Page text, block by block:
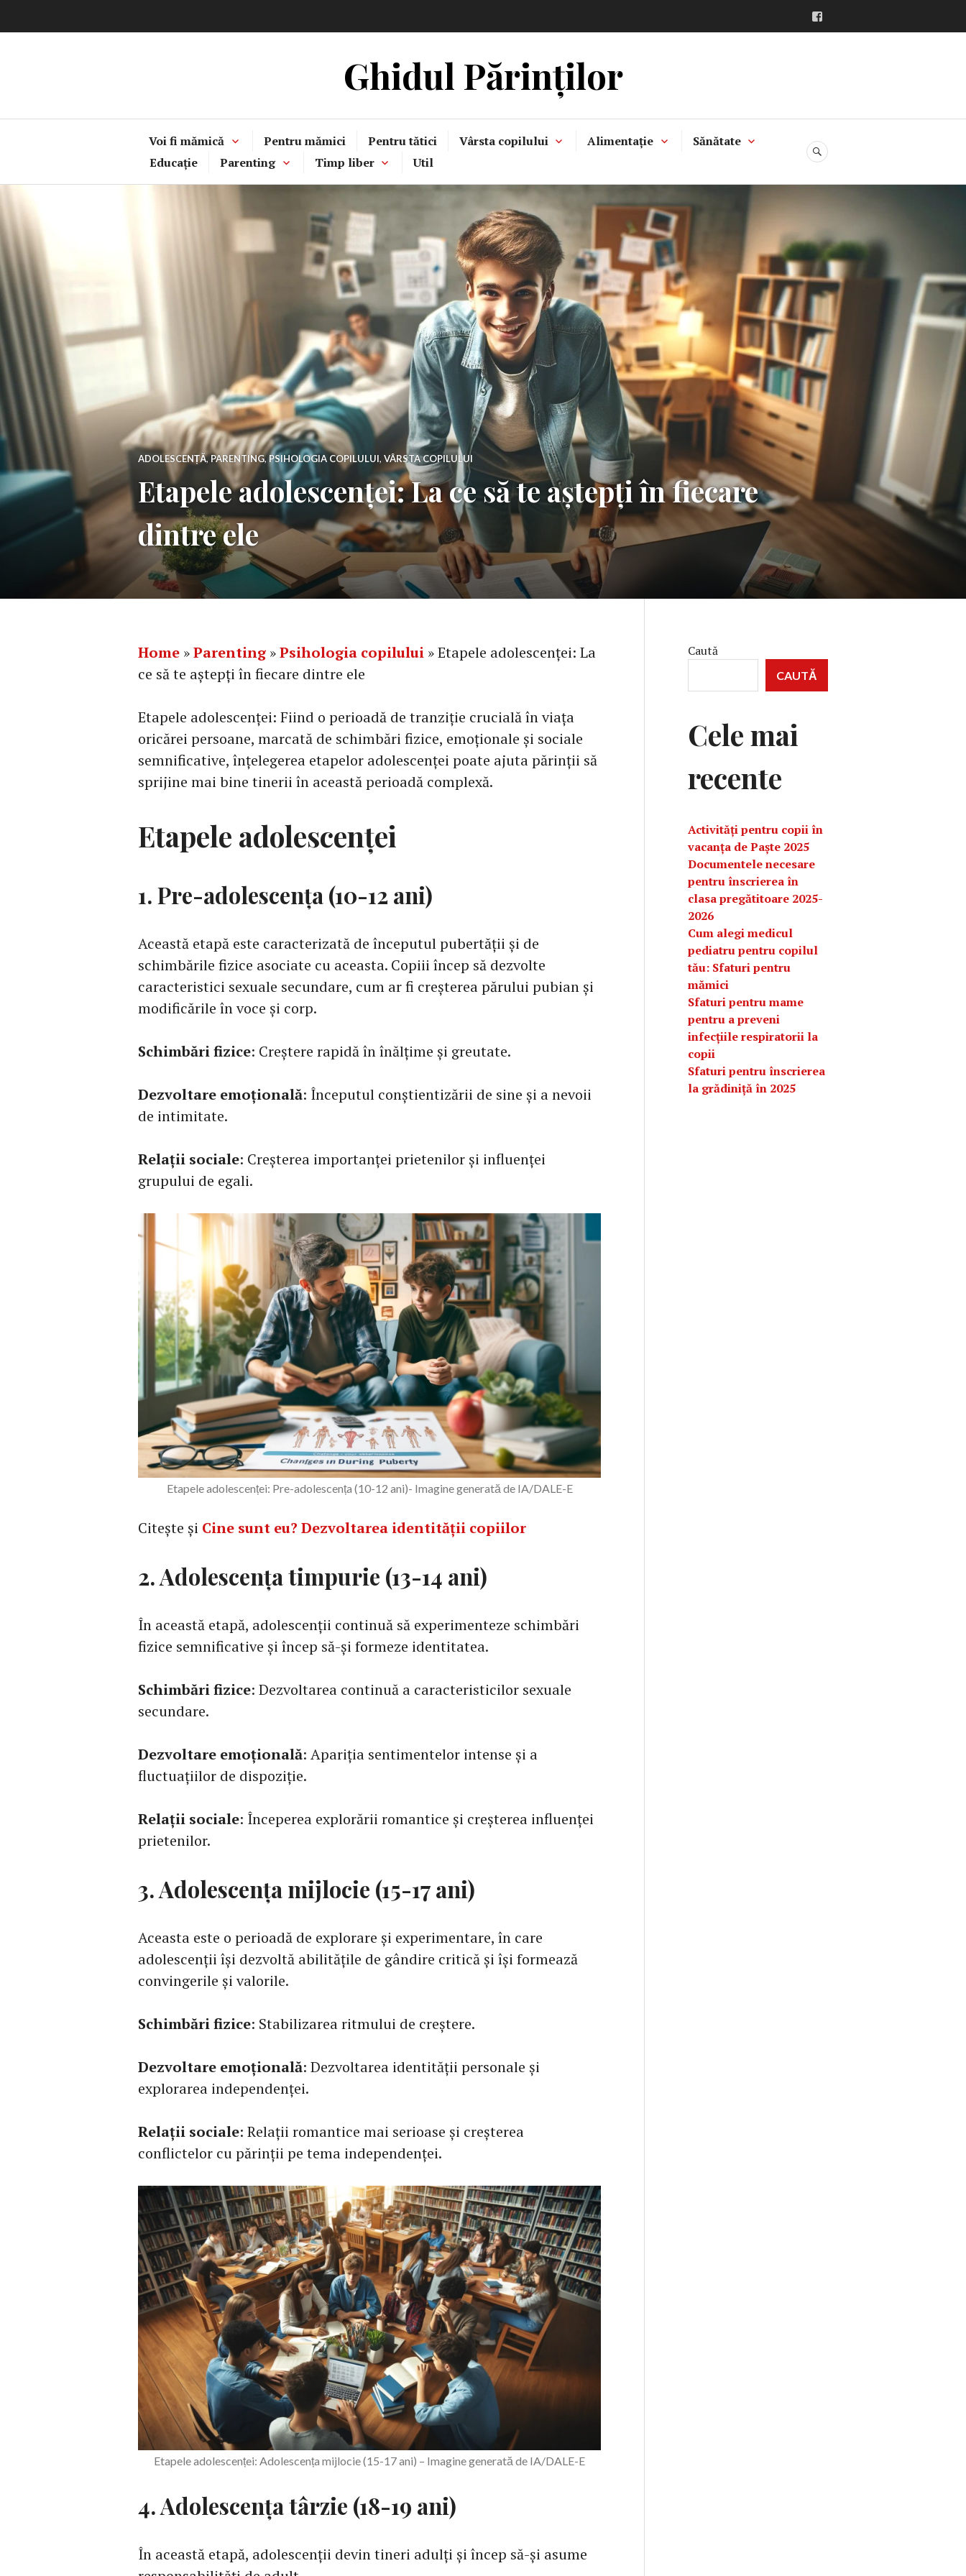
la
Ghidul Părinților
Voi fi mămică Pentru mămici Pentru tătici Vârsta copilului Alimentație
Sănătate
Educație
Parenting Timp liber Util
CĂUTARE
ADOLESCENȚĂ,PARENTING, PSIHOLOGIA COPILULUI, VÂRSTA COPILULUI
Etapele adolescenței: La ce să te aștepți în fiecare
dintre ele
Home »Parenting »Psihologia copilului »Etapele adolescenței: La
ce să te aștepți în fiecare dintre ele
Etapele adolescenței: Fiind o perioadă de tranziție crucială în viața
oricărei persoane, marcată de schimbări fizice, emoționale și sociale
semnificative, înțelegerea etapelor adolescenței poate ajuta părinții să
sprijine mai bine tinerii în această perioadă complexă.
Etapele adolescenței
1. Pre-adolescența (10-12 ani)
Această etapă este caracterizată de începutul pubertății și de
schimbările fizice asociate cu aceasta. Copiii încep să dezvolte
caracteristici sexuale secundare, cum ar fi creșterea părului pubian și
modificările în voce și corp.
Schimbări fizice: Creștere rapidă în înălțime și greutate.
Dezvoltare emoțională: Începutul conștientizării de sine și a nevoii
de intimitate.
Relații sociale: Creșterea importanței prietenilor și influenței
grupului de egali.
Etapele adolescenței: Pre-adolescența (10-12 ani)- Imagine generată de IA/DALE-E
Citește și Cine sunt eu? Dezvoltarea identității copiilor
2. Adolescența timpurie (13-14 ani)
În această etapă, adolescenții continuă să experimenteze schimbări
fizice semnificative și încep să-și formeze identitatea.
Schimbări fizice: Dezvoltarea continuă a caracteristicilor sexuale
secundare.
Dezvoltare emoțională: Apariția sentimentelor intense și a
fluctuațiilor de dispoziție.
Relații sociale: Începerea explorării romantice și creșterea influenței
prietenilor.
3. Adolescența mijlocie (15-17 ani)
Aceasta este o perioadă de explorare și experimentare, în care
adolescenții își dezvoltă abilitățile de gândire critică și își formează
convingerile și valorile.
Schimbări fizice: Stabilizarea ritmului de creștere.
Dezvoltare emoțională: Dezvoltarea identității personale și
explorarea independenței.
Relații sociale: Relații romantice mai serioase și creșterea
conflictelor cu părinții pe tema independenței.
Etapele adolescenței: Adolescența mijlocie (15-17 ani) – Imagine generată de IA/DALE-E
4. Adolescența târzie (18-19 ani)
În această etapă, adolescenții devin tineri adulți și încep să-și asume
Caută
CAUTĂ
Cele mai
recente
Activități pentru copii în
vacanța de Paște 2025
Documentele necesare
pentru înscrierea în
clasa pregătitoare 2025-
2026
Cum alegi medicul
pediatru pentru copilul
tău: Sfaturi pentru
mămici
Sfaturi pentru mame
pentru a preveni
infecțiile respiratorii la
copii
Sfaturi pentru înscrierea
la grădiniță în 2025